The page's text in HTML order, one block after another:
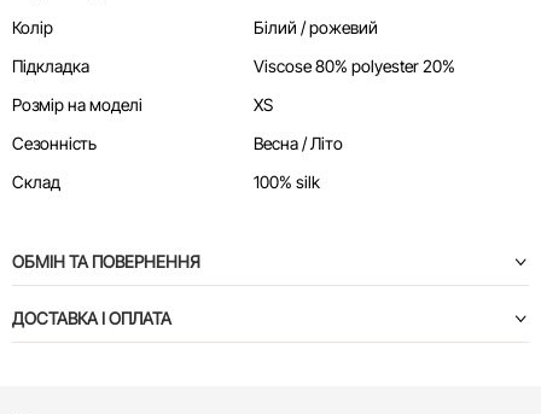
Колір
Білий / рожевий
Підкладка
Viscose 80% polyester 20%
Розмір на моделі
XS
Сезонність
Весна / Літо
Склад
100% silk
ОБМІН ТА ПОВЕРНЕННЯ
ДОСТАВКА І ОПЛАТА